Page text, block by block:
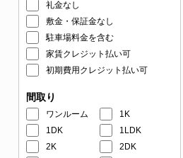
礼金なし
敷金・保証金なし
駐車場料金を含む
家賃クレジット払い可
初期費用クレジット払い可
間取り
ワンルーム
1K
1DK
1LDK
2K
2DK